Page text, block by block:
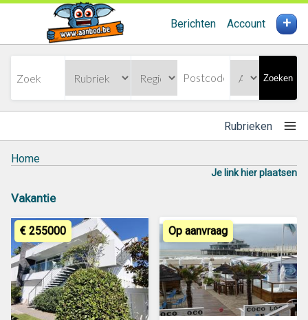
Berichten Account +
Zoeken
Rubrieken
Home
Je link hier plaatsen
Vakantie
€ 255000 Op aanvraag